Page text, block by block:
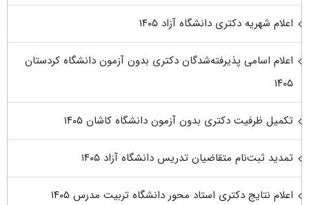
اعلام شهریه دکتری دانشگاه آزاد ۱۴۰۵
اعلام اسامی پذیرفته‌شدگان دکتری بدون آزمون دانشگاه کردستان
۱۴۰۵
تکمیل ظرفیت دکتری بدون آزمون دانشگاه کاشان ۱۴۰۵
تمدید ثبت‌نام متقاضیان تدریس دانشگاه آزاد ۱۴۰۵
اعلام نتایج دکتری استاد محور دانشگاه تربیت مدرس ۱۴۰۵